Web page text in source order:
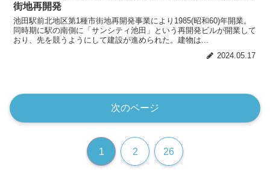
街地再開発
池田駅前北地区第1種市街地再開発事業により1985(昭和60)年開業。
同時期に駅の南側に「サンシティ池田」という再開発ビルが開業して
おり、先を競うようにして建設が進められた。建物は...
2024.05.17
次のページ
1 2 26